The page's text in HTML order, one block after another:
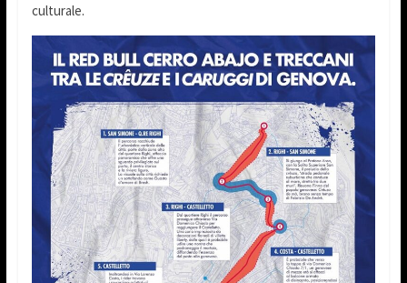
culturale.